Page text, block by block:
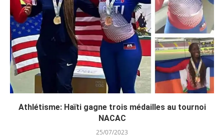
Athlétisme: Haïti gagne trois médailles au tournoi
NACAC
25/07/2023